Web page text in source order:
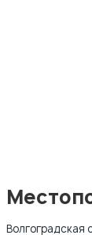
Волгоградская